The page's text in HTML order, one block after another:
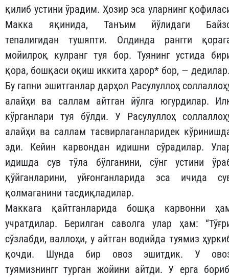
қилиб устини ўрадим. Ҳозир эса уларнинг
Макка яқинида, Танъим йўлидаги
тепалигидан тушяпти. Олдинда рангги
мойилроқ кулранг туя бор. Туянинг устида
қора, бошқаси оқиш иккита ҳарор* бор, —
Бу гапни эшитганлар дарҳол Расулуллоҳ
алайҳи ва саллам айтган йўлга югурдилар.
кўрганлари туя бўлди. У Расулуллоҳ
алайҳи ва саллам тасвирлаганларидек
эди. Кейин карвондан идишни сўрадилар.
идишда сув тўла бўлганини, сўнг устини
қўйганларини, уйғонганларида эса ичида
қолмаганини тасдиқладилар.
Маккага қайтганларида бошқа карвонни
учратдилар. Берилган саволга улар ҳам:
сўзлабди, валлоҳи, у айтган водийда туямиз
қочди. Шунда бир овоз эшитдик. У
туямизнингг турган жойини айтди. У ерга